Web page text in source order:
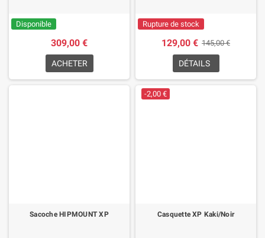
Disponible
309,00 €
ACHETER
Rupture de stock
129,00 € 145,00 €
DÉTAILS
Sacoche HIPMOUNT XP
-2,00 €
Casquette XP Kaki/Noir